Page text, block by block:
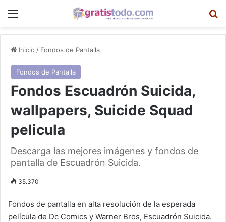
Menú
Inicio / Fondos de Pantalla
Fondos de Pantalla
Fondos Escuadrón Suicida,
wallpapers, Suicide Squad
pelicula
Descarga las mejores imágenes y fondos de
pantalla de Escuadrón Suicida.
35.370
Fondos de pantalla en alta resolución de la esperada
película de Dc Comics y Warner Bros, Escuadrón Suicida.